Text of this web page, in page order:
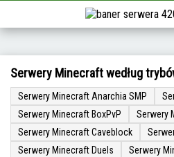
Serwery Minecraft według
Serwery Minecraft Anarchia SMP
Serwery Minecraft BoxPvP
Serwery
Serwery Minecraft Caveblock
Serwery Minecraft Duels
Serwery